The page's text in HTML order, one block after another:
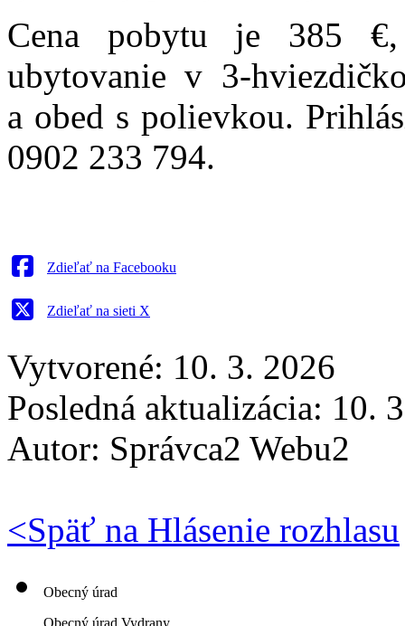
Cena pobytu je 385 €,
ubytovanie v 3-
a obed s polievkou.
0902 233 794.
Zdieľať na Facebooku
Zdieľať na sieti X
Vytvorené: 10. 3. 2026
Posledná aktualizácia: 10.
Autor: Správca2 Webu2
<Späť na Hlásenie rozhlasu
Obecný úrad
Obecný úrad Vydrany